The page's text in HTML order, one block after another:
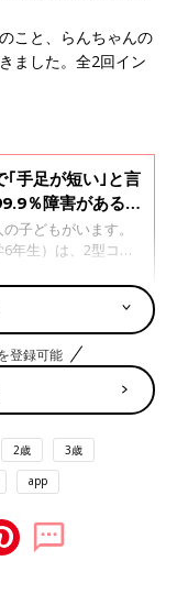
こと、らんちゃんの
ました。全2回イン
手足が短い｣と言
％障害がある｣
スティックラー
子どもがいます。
年生）は、2型コラ
ています。母親の
ラー症候群1型と判
ちゃんの症状につい
ビューの前編で
重度の近視が
登録可能
2歳 3歳
app